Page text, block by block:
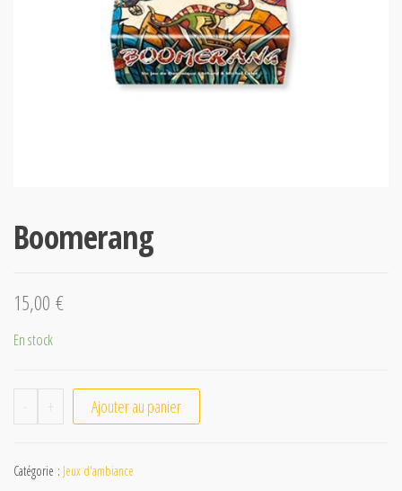
Boomerang
15,00 €
En stock
Ajouter au panier
Catégorie : Jeux d'ambiance